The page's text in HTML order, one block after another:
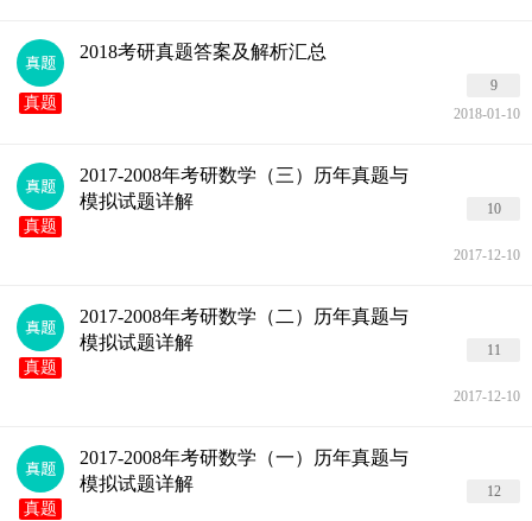
真题
2018考研真题答案及解析汇总
9
2018-01-10
真题
2017-2008年考研数学（三）历年真题与
模拟试题详解
10
2017-12-10
真题
2017-2008年考研数学（二）历年真题与
模拟试题详解
11
2017-12-10
真题
2017-2008年考研数学（一）历年真题与
模拟试题详解
12